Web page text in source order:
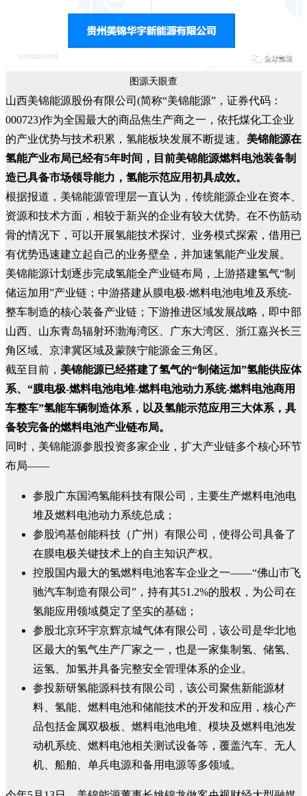
图源天眼查
山西美锦能源股份有限公司(简称“美锦能源”，证券代码：
000723)作为全国最大的商品焦生产商之一，依托煤化工企业
的产业优势与技术积累，氢能板块发展不断提速。 美锦能源在
氢能产业布局已经有5年时间，目前美锦能源燃料电池装备制
造已具备市场领导能力，氢能示范应用初具成效。
根据报道，美锦能源管理层一直认为，传统能源企业在资本、
资源和技术方面，相较于新兴的企业有较大优势。在不伤筋动
骨的情况下，可以开展氢能技术探讨、业务模式探索，借用已
有优势迅速建立起自己的业务壁垒，并加速氢能产业发展。
美锦能源计划逐步完成氢能全产业链布局，上游搭建氢气“制
储运加用”产业链；中游搭建从膜电极-燃料电池电堆及系统-
整车制造的核心装备产业链；下游推进区域发展战略，即中部
山西、山东青岛辐射环渤海湾区、广东大湾区、浙江嘉兴长三
角区域、京津冀区域及蒙陕宁能源金三角区。
截至目前， 美锦能源已经搭建了氢气的“制储运加”氢能供应体
系、“膜电极-燃料电池电堆-燃料电池动力系统-燃料电池商用
车整车”氢能车辆制造体系，以及氢能示范应用三大体系，具
备较完备的燃料电池产业链布局。
同时，美锦能源参股投资多家企业，扩大产业链多个核心环节
布局——
参股广东国鸿氢能科技有限公司，主要生产燃料电池电
堆及燃料电池动力系统总成；
参股鸿基创能科技（广州）有限公司，使得公司具备了
在膜电极关键技术上的自主知识产权。
控股国内最大的氢燃料电池客车企业之一——“佛山市飞
驰汽车制造有限公司”，持有其51.2%的股权，为公司在
氢能应用领域奠定了坚实的基础；
参股北京环宇京辉京城气体有限公司，该公司是华北地
区最大的氢气生产厂家之一，也是一家集制氢、储氢、
运氢、加氢并具备完整安全管理体系的企业。
参投新研氢能源科技有限公司，该公司聚焦新能源材
料、氢能、燃料电池和储能技术的开发和应用，核心产
品包括金属双极板、燃料电池电堆、模块及燃料电池发
动机系统、燃料电池相关测试设备等，覆盖汽车、无人
机、船舶、单兵电源和备用电源等多领域。